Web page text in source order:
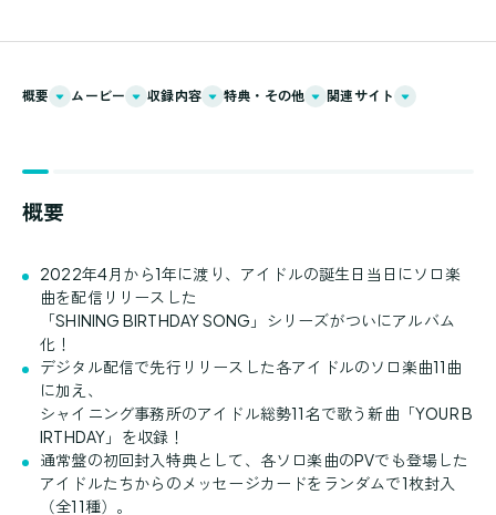
概要 ムービー 収録内容 特典・その他 関連サイト
概要
2022年4月から1年に渡り、アイドルの誕生日当日にソロ楽
曲を配信リリースした
「SHINING BIRTHDAY SONG」シリーズがついにアルバム
化！
デジタル配信で先行リリースした各アイドルのソロ楽曲11曲
に加え、
シャイニング事務所のアイドル総勢11名で歌う新曲「YOUR B
IRTHDAY」を収録！
通常盤の初回封入特典として、各ソロ楽曲のPVでも登場した
アイドルたちからのメッセージカードをランダムで1枚封入
（全11種）。